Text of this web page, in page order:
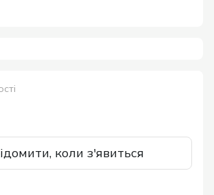
коли з'явиться